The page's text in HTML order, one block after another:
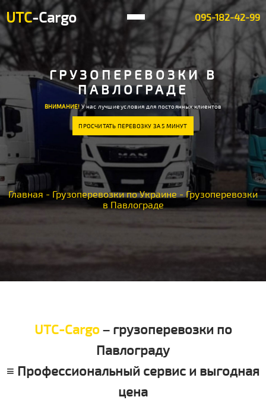
UTC-Cargo 095-182-42-99
ГРУЗОПЕРЕВОЗКИ В
ПАВЛОГРАДЕ
ВНИМАНИЕ!У нас лучшие условия для постоянных клиентов
ПРОСЧИТАТЬ ПЕРЕВОЗКУ ЗА 5 МИНУТ
Главная - Грузоперевозки по Украине -Грузоперевозки
в Павлограде
UTC-Cargo– грузоперевозки по
Павлограду
≡ Профессиональный сервис и выгодная
цена